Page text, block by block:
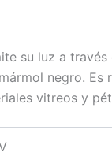
su luz a
negro.
vitreos y